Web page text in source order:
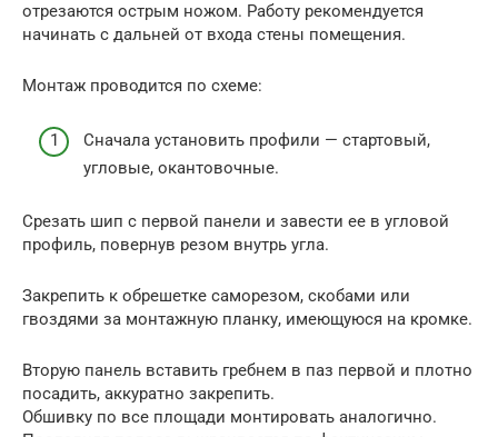
отрезаются острым ножом. Работу рекомендуется
начинать с дальней от входа стены помещения.
Монтаж проводится по схеме:
Сначала установить профили — стартовый,
угловые, окантовочные.
Срезать шип с первой панели и завести ее в угловой
профиль, повернув резом внутрь угла.
Закрепить к обрешетке саморезом, скобами или
гвоздями за монтажную планку, имеющуюся на кромке.
Вторую панель вставить гребнем в паз первой и плотно
посадить, аккуратно закрепить.
Обшивку по все площади монтировать аналогично.